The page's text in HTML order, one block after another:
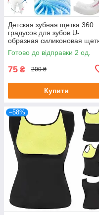
Детская зубная щетка 360
градусов для зубов U-
образная силиконовая
Синий (удлиненная ручка)
Готово до відправки 2 од.
75 ₴ 200 ₴
Купити
–58%